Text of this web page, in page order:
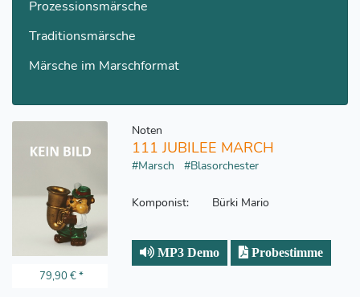
Prozessionsmärsche
Traditionsmärsche
Märsche im Marschformat
79,90 €*
Noten
111 JUBILEE MARCH
#Marsch #Blasorchester
Komponist: Bürki Mario
MP3 Demo Probestimme